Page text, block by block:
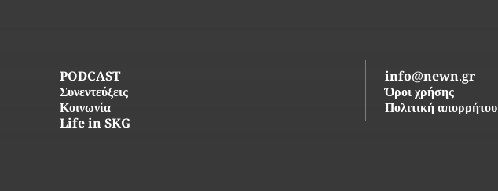
PODCAST
Συνεντεύξεις
Κοινωνία
Life in SKG
info@newn.gr
Όροι χρήσης
Πολιτική απορρήτου